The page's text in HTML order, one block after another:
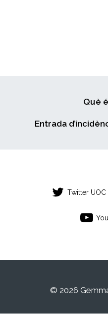
Què
Entrada
Twitter UOC
© 2026